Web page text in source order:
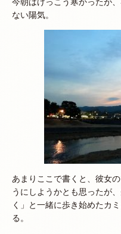
ない陽気。
あまりここで書くと、彼女
うにしようかとも思ったが
く」と一緒に歩き始めたカ
る。